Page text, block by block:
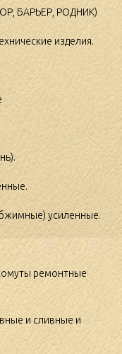
БАРЬЕР, РОДНИК)
изделия.
усиленные.
ремонтные
и сливные и